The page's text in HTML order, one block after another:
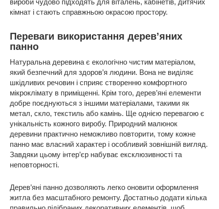
кімнат і стають справжньою окрасою простору.
Переваги використання дерев’яних
панно
Натуральна деревина є екологічно чистим матеріалом,
який безпечний для здоров’я людини. Вона не виділяє
шкідливих речовин і сприяє створенню комфортного
мікроклімату в приміщенні. Крім того, дерев’яні елементи
добре поєднуються з іншими матеріалами, такими як
метал, скло, текстиль або камінь. Ще однією перевагою є
унікальність кожного виробу. Природний малюнок
деревини практично неможливо повторити, тому кожне
панно має власний характер і особливий зовнішній вигляд.
Завдяки цьому інтер’єр набуває ексклюзивності та
неповторності.
Дерев’яні панно дозволяють легко оновити оформлення
житла без масштабного ремонту. Достатньо додати кілька